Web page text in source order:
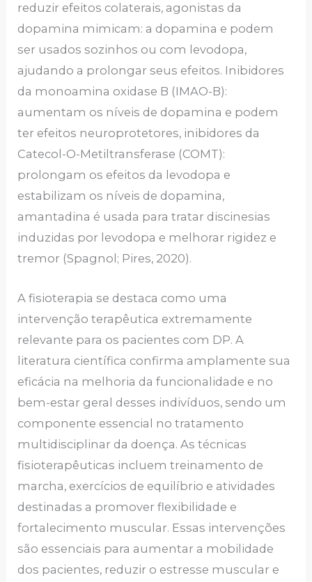
reduzir efeitos colaterais, agonistas da
dopamina mimicam: a dopamina e podem
ser usados sozinhos ou com levodopa,
ajudando a prolongar seus efeitos. Inibidores
da monoamina oxidase B (IMAO-B):
aumentam os níveis de dopamina e podem
ter efeitos neuroprotetores, inibidores da
Catecol-O-Metiltransferase (COMT):
prolongam os efeitos da levodopa e
estabilizam os níveis de dopamina,
amantadina é usada para tratar discinesias
induzidas por levodopa e melhorar rigidez e
tremor (Spagnol; Pires, 2020).
A fisioterapia se destaca como uma
intervenção terapêutica extremamente
relevante para os pacientes com DP. A
literatura científica confirma amplamente sua
eficácia na melhoria da funcionalidade e no
bem-estar geral desses indivíduos, sendo um
componente essencial no tratamento
multidisciplinar da doença. As técnicas
fisioterapêuticas incluem treinamento de
marcha, exercícios de equilíbrio e atividades
destinadas a promover flexibilidade e
fortalecimento muscular. Essas intervenções
são essenciais para aumentar a mobilidade
dos pacientes, reduzir o estresse muscular e